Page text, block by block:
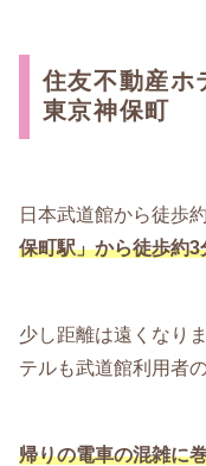
住友不動産ホ
東京神保町
日本武道館から徒歩
保町駅」から徒歩約3
少し距離は遠くなり
テルも武道館利用者
帰りの電車の混雑に